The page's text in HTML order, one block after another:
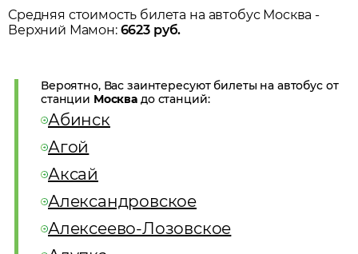
Средняя стоимость билета на автобус Москва -
Верхний Мамон: 6623руб.
Вероятно, Вас заинтересуют билеты на автобус от
станции Москва до станций:
Абинск
Агой
Аксай
Александровское
Алексеево-Лозовское